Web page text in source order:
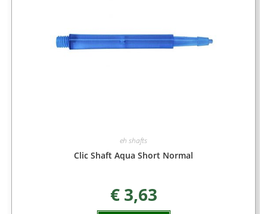
eh shafts
Clic Shaft Aqua Short Normal
€3,63